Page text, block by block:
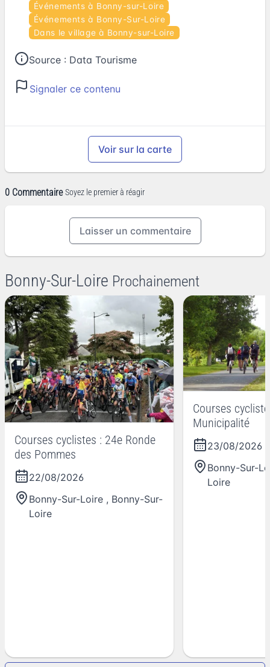
Événements à Bonny-sur-Loire
Événements à Bonny-Sur-Loire
Dans le village à Bonny-sur-Loire
Source : Data Tourisme
Signaler ce contenu
Voir sur la carte
0 Commentaire Soyez le premier à réagir
Laisser un commentaire
Bonny-Sur-Loire Prochainement
Courses cyclistes : 24e Ronde
des Pommes
22/08/2026
Bonny-Sur-Loire , Bonny-Sur-
Loire
Courses
Municipalité
23/08/2026
Bonny-Sur-
Loire